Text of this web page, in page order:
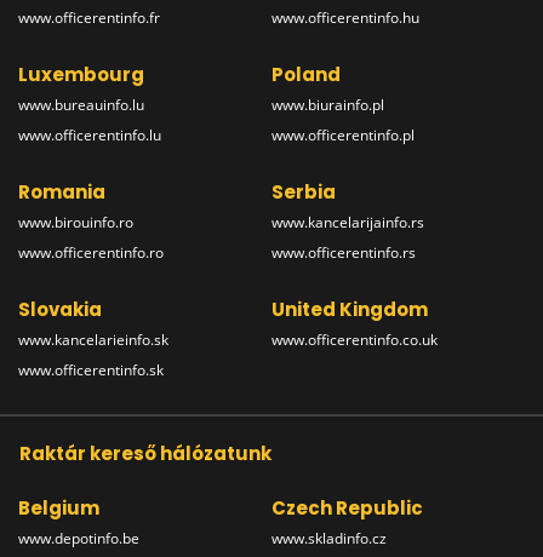
www.officerentinfo.fr
www.officerentinfo.hu
Luxembourg
www.bureauinfo.lu
www.officerentinfo.lu
Poland
www.biurainfo.pl
www.officerentinfo.pl
Romania
www.birouinfo.ro
www.officerentinfo.ro
Serbia
www.kancelarijainfo.rs
www.officerentinfo.rs
Slovakia
www.kancelarieinfo.sk
www.officerentinfo.sk
United Kingdom
www.officerentinfo.co.uk
Raktár kereső hálózatunk
Belgium
www.depotinfo.be
Czech Republic
www.skladinfo.cz